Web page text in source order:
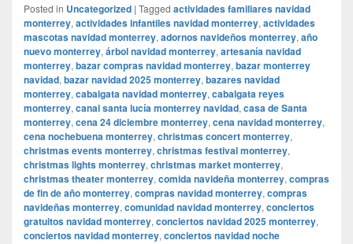
Posted in Uncategorized | Tagged actividades familiares navidad
monterrey, actividades infantiles navidad monterrey, actividades
mascotas navidad monterrey, adornos navideños monterrey, año
nuevo monterrey, árbol navidad monterrey, artesanía navidad
monterrey, bazar compras navidad monterrey, bazar monterrey
navidad, bazar navidad 2025 monterrey, bazares navidad
monterrey, cabalgata navidad monterrey, cabalgata reyes
monterrey, canal santa lucía monterrey navidad, casa de Santa
monterrey, cena 24 diciembre monterrey, cena navidad monterrey,
cena nochebuena monterrey, christmas concert monterrey,
christmas events monterrey, christmas festival monterrey,
christmas lights monterrey, christmas market monterrey,
christmas theater monterrey, comida navideña monterrey, compras
de fin de año monterrey, compras navidad monterrey, compras
navideñas monterrey, comunidad navidad monterrey, conciertos
gratuitos navidad monterrey, conciertos navidad 2025 monterrey,
conciertos navidad monterrey, conciertos navidad noche